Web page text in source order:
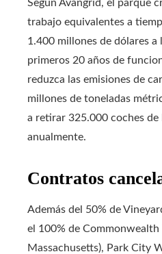
Según Avangrid, el parque
trabajo equivalentes a
1.400 millones de dólares
primeros 20 años de
reduzca las emisiones de
millones de toneladas
a retirar 325.000 coches de
anualmente.
Contratos
Además del 50% de
el 100% de
Massachusetts), Park City